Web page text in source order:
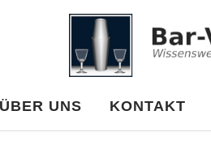
ÜBER UNS KONTAKT